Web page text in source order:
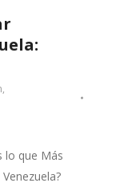
,
lo que Más